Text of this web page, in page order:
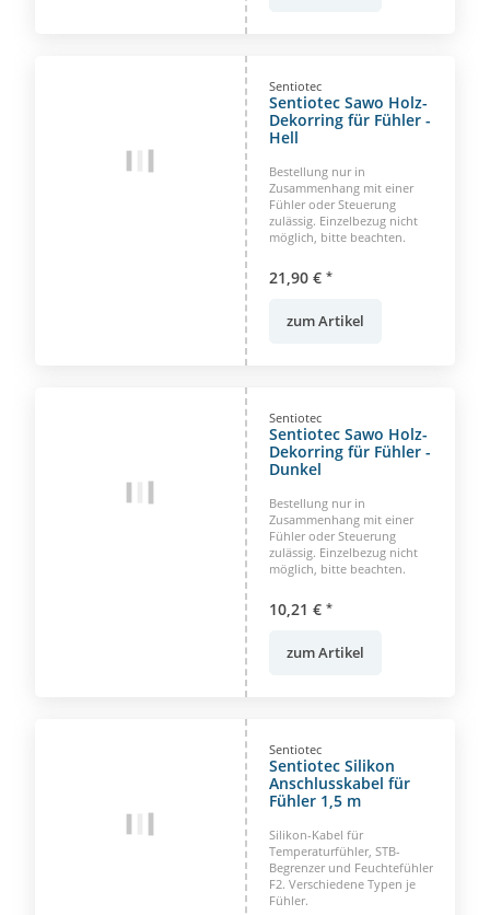
Sentiotec
Sentiotec Sawo Holz-
Dekorring für Fühler -
Hell
Bestellung nur in
Zusammenhang mit einer
Fühler oder Steuerung
zulässig. Einzelbezug nicht
möglich, bitte beachten.
21,90 € *
zum Artikel
Sentiotec
Sentiotec Sawo Holz-
Dekorring für Fühler -
Dunkel
Bestellung nur in
Zusammenhang mit einer
Fühler oder Steuerung
zulässig. Einzelbezug nicht
möglich, bitte beachten.
10,21 € *
zum Artikel
Sentiotec
Sentiotec Silikon
Anschlusskabel für
Fühler 1,5 m
Silikon-Kabel für
Temperaturfühler, STB-
Begrenzer und Feuchtefühler
F2. Verschiedene Typen je
Fühler.